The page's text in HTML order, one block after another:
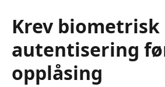
Krev biometrisk
autentisering
opplåsing